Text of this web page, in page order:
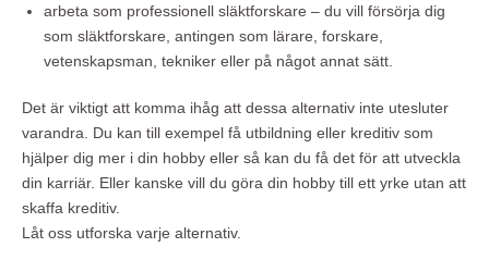
arbeta som professionell släktforskare – du vill försörja dig
som släktforskare, antingen som lärare, forskare,
vetenskapsman, tekniker eller på något annat sätt.
Det är viktigt att komma ihåg att dessa alternativ inte utesluter
varandra. Du kan till exempel få utbildning eller kreditiv som
hjälper dig mer i din hobby eller så kan du få det för att utveckla
din karriär. Eller kanske vill du göra din hobby till ett yrke utan att
skaffa kreditiv.
Låt oss utforska varje alternativ.